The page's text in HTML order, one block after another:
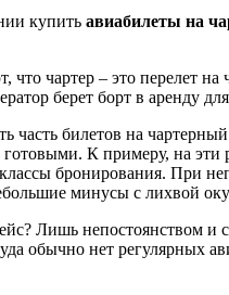
купить авиабилеты на
чартер – это перелет на
берет борт в аренду
билетов на
К примеру, на эти
бронирования. При
минусы с лихвой
Лишь непостоянством
обычно нет регулярных